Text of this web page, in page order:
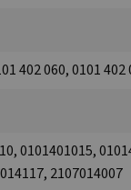
402 060, 0101
0101401015,
2107014007